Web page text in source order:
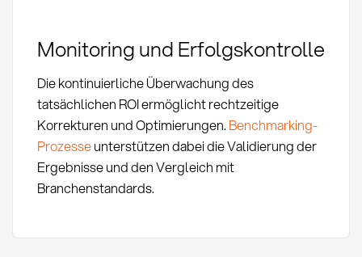
Monitoring und Erfolgskontrolle
Die kontinuierliche Überwachung des
tatsächlichen ROI ermöglicht rechtzeitige
Korrekturen und Optimierungen. Benchmarking-
Prozesseunterstützen dabei die Validierung der
Ergebnisse und den Vergleich mit
Branchenstandards.